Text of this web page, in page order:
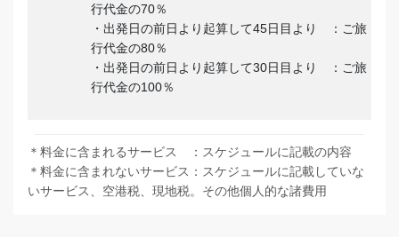
行代金の70％
・出発日の前日より起算して45日目より ：ご旅
行代金の80％
・出発日の前日より起算して30日目より ：ご旅
行代金の100％
＊料金に含まれるサービス ：スケジュールに記載の内容
＊料金に含まれないサービス：スケジュールに記載していな
いサービス、空港税、現地税。その他個人的な諸費用